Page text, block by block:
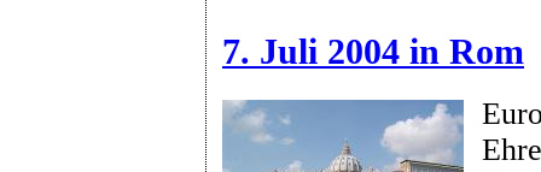
7. Juli 2004 in Rom